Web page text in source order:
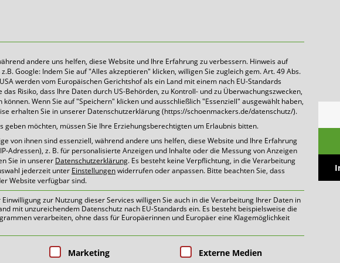
Heute für morgen sorgen
| Pressemitteilungen
gehen in die Verteilung, mit der
andere uns helfen, diese Website und Ihre Erfahrung zu verbessern. Hinweis auf
Google: Indem Sie auf "Alles akzeptieren" klicken, willigen Sie zugleich gem. Art. 49 Abs.
werden vom Europäischen Gerichtshof als ein Land mit einem nach EU-Standards
Risiko, dass Ihre Daten durch US-Behörden, zu Kontroll- und zu Überwachungszwecken,
Wenn Sie auf "Speichern" klicken und ausschließlich "Essenziell" ausgewählt haben,
erhalten Sie in unserer Datenschutzerklärung (https://schoenmackers.de/datenschutz/).
möchten, müssen Sie Ihre Erziehungsberechtigten um Erlaubnis bitten.
von ihnen sind essenziell, während andere uns helfen, diese Website und Ihre Erfahrung
Adressen), z. B. für personalisierte Anzeigen und Inhalte oder die Messung von Anzeigen
Sie in unserer Datenschutzerklärung. Es besteht keine Verpflichtung, in die Verarbeitung
jederzeit unter Einstellungenwiderrufen oder anpassen. Bitte beachten Sie, dass
Website verfügbar sind.
zur Nutzung dieser Services willigen Sie auch in die Verarbeitung Ihrer Daten in
mit unzureichendem Datenschutz nach EU-Standards ein. Es besteht beispielsweise die
verarbeiten, ohne dass für Europäerinnen und Europäer eine Klagemöglichkeit
für die eine Einwilligung erteilt werden
Marketing Externe Medien